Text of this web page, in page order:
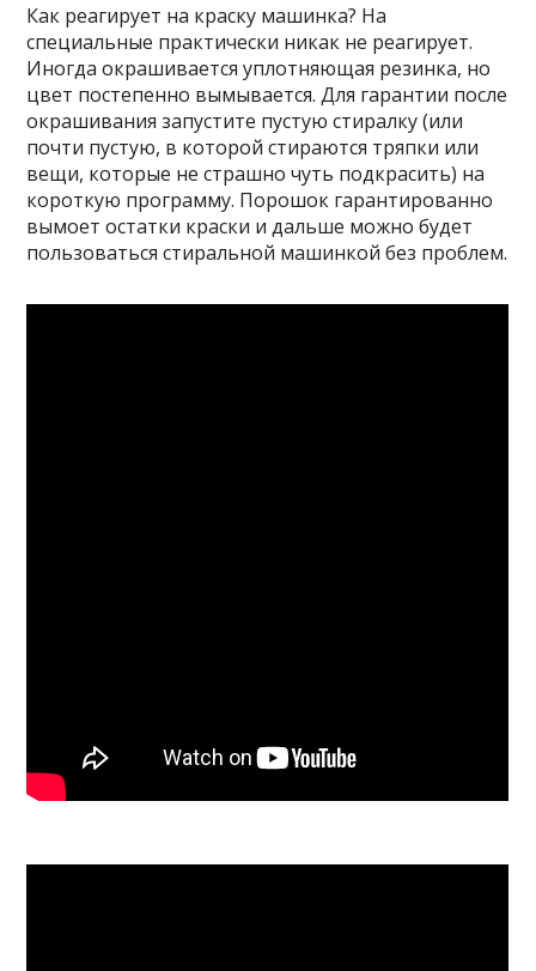
Как реагирует на краску машинка? На
специальные практически никак не реагирует.
Иногда окрашивается уплотняющая резинка, но
цвет постепенно вымывается. Для гарантии после
окрашивания запустите пустую стиралку (или
почти пустую, в которой стираются тряпки или
вещи, которые не страшно чуть подкрасить) на
короткую программу. Порошок гарантированно
вымоет остатки краски и дальше можно будет
пользоваться стиральной машинкой без проблем.